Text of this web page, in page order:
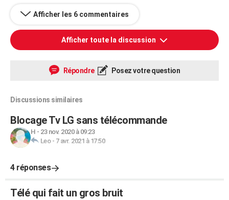
Afficher les 6 commentaires
Afficher toute la discussion
Répondre Posez votre question
Discussions similaires
Blocage Tv LG sans télécommande
H - 23 nov. 2020 à 09:23
Leo- 7 avr. 2021 à 17:50
4 réponses
Télé qui fait un gros bruit